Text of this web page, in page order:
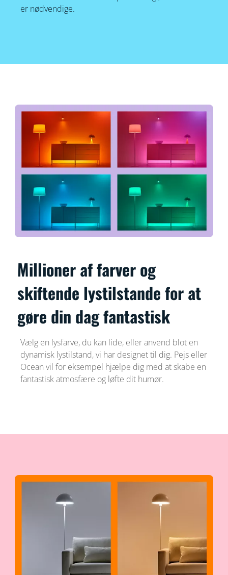
er nødvendige.
Millioner af farver og
skiftende lystilstande for at
gøre din dag fantastisk
Vælg en lysfarve, du kan lide, eller anvend blot en
dynamisk lystilstand, vi har designet til dig. Pejs eller
Ocean vil for eksempel hjælpe dig med at skabe en
fantastisk atmosfære og løfte dit humør.